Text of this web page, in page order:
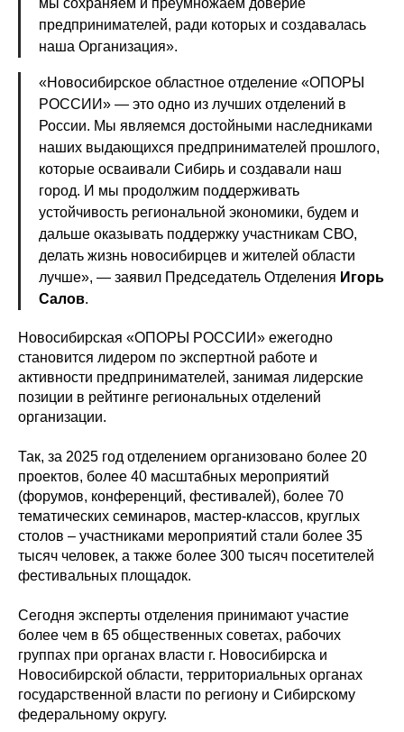
мы сохраняем и преумножаем доверие
предпринимателей, ради которых и создавалась
наша Организация».
«Новосибирское областное отделение «ОПОРЫ
РОССИИ» — это одно из лучших отделений в
России. Мы являемся достойными наследниками
наших выдающихся предпринимателей прошлого,
которые осваивали Сибирь и создавали наш
город. И мы продолжим поддерживать
устойчивость региональной экономики, будем и
дальше оказывать поддержку участникам СВО,
делать жизнь новосибирцев и жителей области
лучше», — заявил Председатель Отделения Игорь
Салов.
Новосибирская «ОПОРЫ РОССИИ» ежегодно
становится лидером по экспертной работе и
активности предпринимателей, занимая лидерские
позиции в рейтинге региональных отделений
организации.
Так, за 2025 год отделением организовано более 20
проектов, более 40 масштабных мероприятий
(форумов, конференций, фестивалей), более 70
тематических семинаров, мастер-классов, круглых
столов – участниками мероприятий стали более 35
тысяч человек, а также более 300 тысяч посетителей
фестивальных площадок.
Сегодня эксперты отделения принимают участие
более чем в 65 общественных советах, рабочих
группах при органах власти г. Новосибирска и
Новосибирской области, территориальных органах
государственной власти по региону и Сибирскому
федеральному округу.